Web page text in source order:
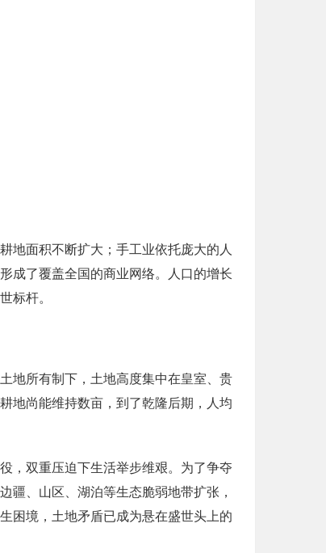
地面积不断扩大；手工业依托庞大的人
成了覆盖全国的商业网络。人口的增长
标杆。
地所有制下，土地高度集中在皇室、贵
地尚能维持数亩，到了乾隆后期，人均
，双重压迫下生活举步维艰。为了争夺
疆、山区、湖泊等生态脆弱地带扩张，
困境，土地矛盾已成为悬在盛世头上的